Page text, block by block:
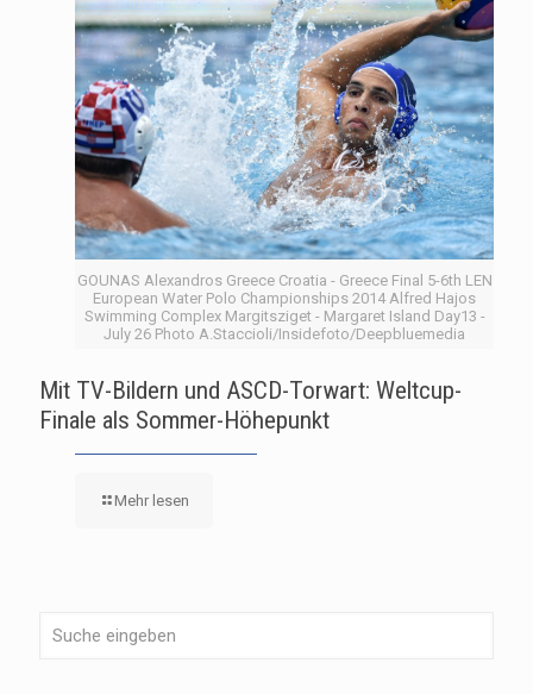
GOUNAS Alexandros Greece Croatia - Greece Final 5-6th LEN
European Water Polo Championships 2014 Alfred Hajos
Swimming Complex Margitsziget - Margaret Island Day13 -
July 26 Photo A.Staccioli/Insidefoto/Deepbluemedia
Mit TV-Bildern und ASCD-Torwart: Weltcup-
Finale als Sommer-Höhepunkt
Mehr lesen